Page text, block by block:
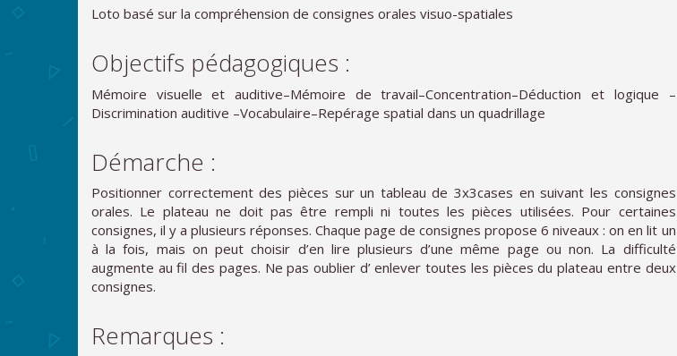
Loto basé sur la compréhension de consignes orales visuo-spatiales
Objectifs pédagogiques :
Mémoire visuelle et auditive–Mémoire de travail–Concentration–Déduction et logique –
Discrimination auditive –Vocabulaire–Repérage spatial dans un quadrillage
Démarche :
Positionner correctement des pièces sur un tableau de 3x3cases en suivant les consignes
orales. Le plateau ne doit pas être rempli ni toutes les pièces utilisées. Pour certaines
consignes, il y a plusieurs réponses. Chaque page de consignes propose 6 niveaux : on en lit un
à la fois, mais on peut choisir d’en lire plusieurs d’une même page ou non. La difficulté
augmente au fil des pages. Ne pas oublier d’ enlever toutes les pièces du plateau entre deux
consignes.
Remarques :